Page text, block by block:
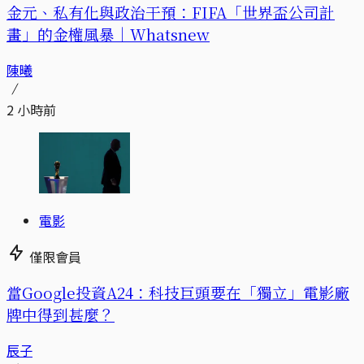
金元、私有化與政治干預：FIFA「世界盃公司計
畫」的金權風暴｜Whatsnew
陳曦
2 小時前
電影
僅限會員
當Google投資A24：科技巨頭要在「獨立」電影廠
牌中得到甚麼？
辰子